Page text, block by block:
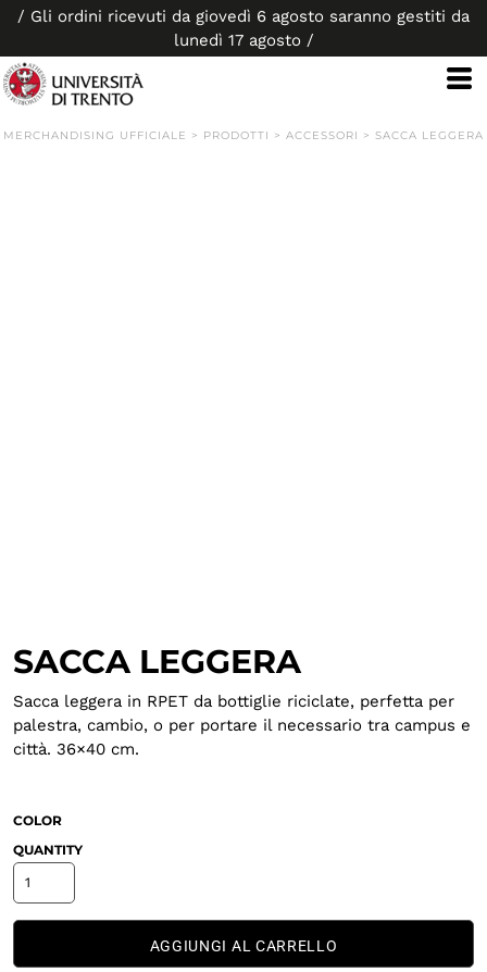
/ Gli ordini ricevuti da giovedì 6 agosto saranno gestiti da
lunedì 17 agosto /
MERCHANDISING UFFICIALE > PRODOTTI > ACCESSORI > SACCA LEGGERA
SACCA LEGGERA
Sacca leggera in RPET da bottiglie riciclate, perfetta per
palestra, cambio, o per portare il necessario tra campus e
città. 36×40 cm.
COLOR
QUANTITY
AGGIUNGI AL CARRELLO